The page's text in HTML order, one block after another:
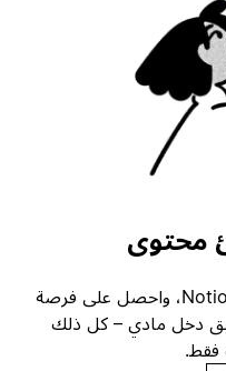
أرسل قالبك إلى معرض قوالب Notion، واحصل على فرصة
مادي – كل ذلك